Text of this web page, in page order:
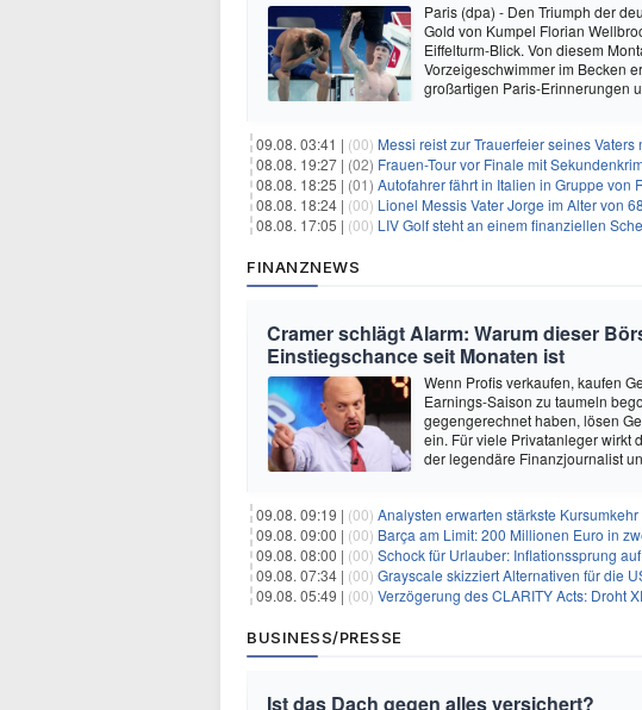
Paris (dpa) - Den Triumph der
Gold von Kumpel Florian
Eiffelturm-Blick. Von diesem
Vorzeigeschwimmer im Becken
großartigen Paris-Erinnerungen
09.08. 03:41 | (00) Messi reist zur Trauerfeier seines Vaters
08.08. 19:27 | (02) Frauen-Tour vor Finale mit
08.08. 18:25 | (01) Autofahrer fährt in Italien in Gruppe von
08.08. 18:24 | (00) Lionel Messis Vater Jorge im Alter von
08.08. 17:05 | (00) LIV Golf steht an einem finanziellen
FINANZNEWS
Cramer schlägt Alarm: Warum dieser
Einstiegschance seit Monaten ist
Wenn Profis verkaufen, kaufen
Earnings-Saison zu taumeln
gegengerechnet haben, lösen
ein. Für viele Privatanleger wirkt
der legendäre Finanzjournalist
09.08. 09:19 | (00) Analysten erwarten stärkste
09.08. 09:00 | (00) Barça am Limit: 200 Millionen Euro in zwei
09.08. 08:00 | (00) Schock für Urlauber: Inflationssprung
09.08. 07:34 | (00) Grayscale skizziert Alternativen für die
09.08. 05:49 | (00) Verzögerung des CLARITY Acts: Droht
BUSINESS/PRESSE
Ist das Dach gegen alles versichert?